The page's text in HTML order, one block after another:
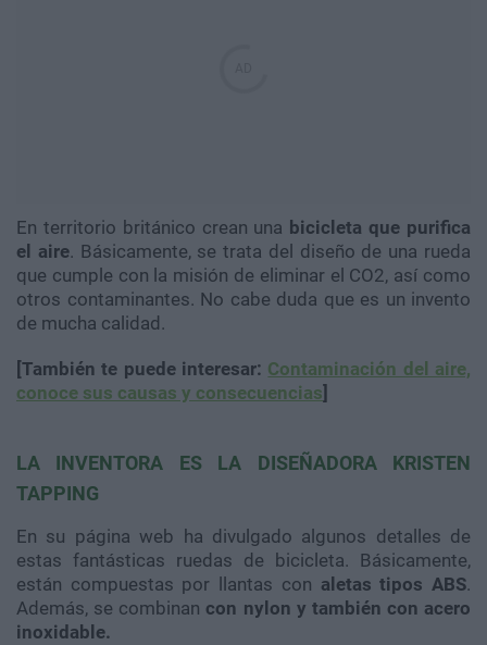
En territorio británico crean una bicicleta que purifica
el aire. Básicamente, se trata del diseño de una rueda
que cumple con la misión de eliminar el CO2, así como
otros contaminantes. No cabe duda que es un invento
de mucha calidad.
[También te puede interesar: Contaminación del aire,
conoce sus causas y consecuencias]
LA INVENTORA ES LA DISEÑADORA KRISTEN
TAPPING
En su página web ha divulgado algunos detalles de
estas fantásticas ruedas de bicicleta. Básicamente,
están compuestas por llantas con aletas tipos ABS.
Además, se combinan con nylon y también con acero
inoxidable.